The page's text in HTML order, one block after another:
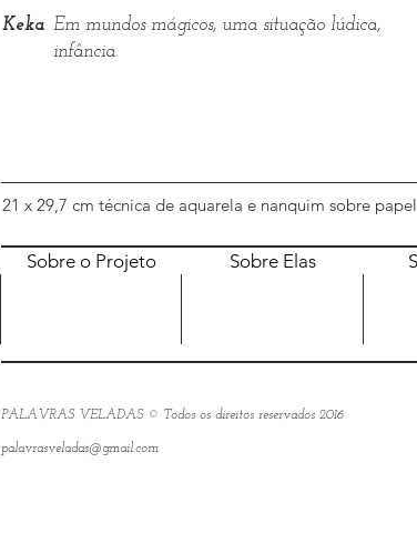
Em mundos mágicos, uma situação lúdica,
infância.
Keka
21 x 29,7 cm técnica de aquarela e nanquim sobre
Sobre Elas
Sobre o Projeto
PALAVRAS VELADAS © Todos os direitos reservados 2016
palavrasveladas@gmail.com